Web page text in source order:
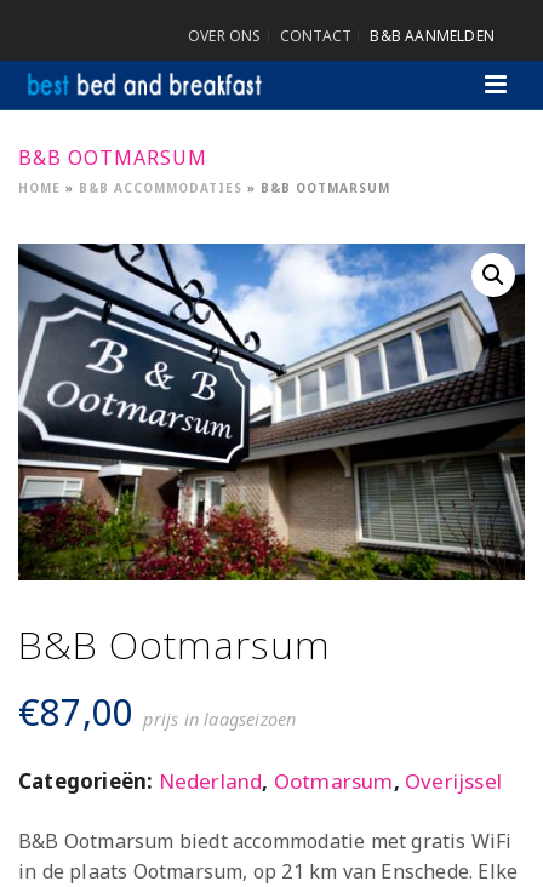
OVER ONS CONTACT B&B AANMELDEN
B&B OOTMARSUM
HOME » B&B ACCOMMODATIES » B&B OOTMARSUM
B&B Ootmarsum
€87,00 prijs in laagseizoen
Categorieën: Nederland, Ootmarsum, Overijssel
B&B Ootmarsum biedt accommodatie met gratis WiFi
in de plaats Ootmarsum, op 21 km van Enschede. Elke